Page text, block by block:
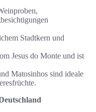
Stadtkern und
Jesus do Monte und ist
Matosinhos sind ideale